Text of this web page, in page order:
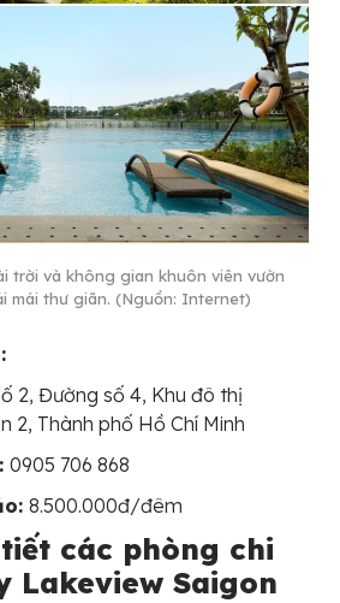
trời và không gian khuôn viên vườn
mái thư giãn. (Nguồn: Internet)
2, Đường số 4, Khu đô thị
2, Thành phố Hồ Chí Minh
0905 706 868
8.500.000đ/đêm
các phòng chi
Saigon